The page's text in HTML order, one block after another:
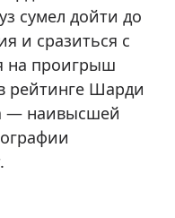
сумел дойти до
и сразиться с
на проигрыш
рейтинге Шарди
— наивысшей